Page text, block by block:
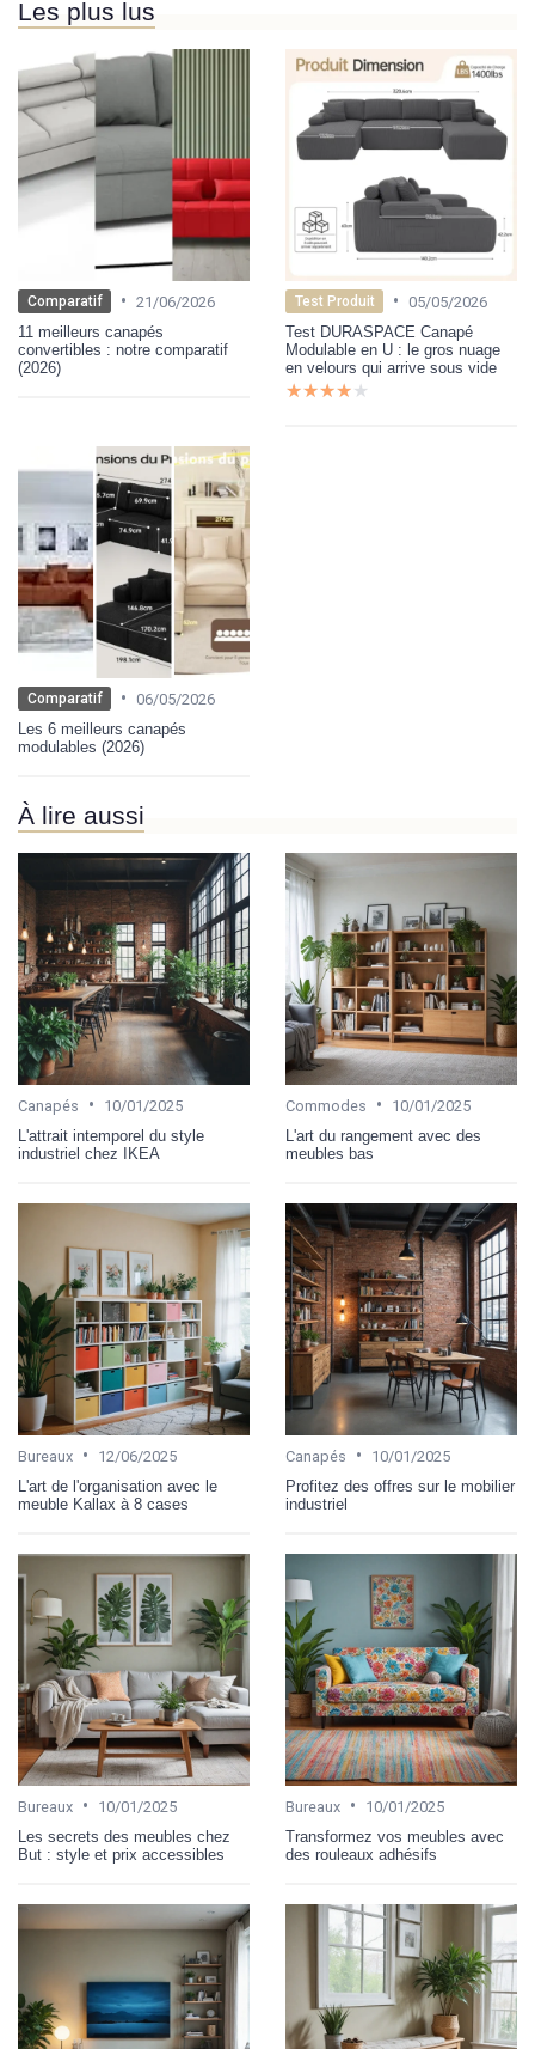
Les plus lus
Comparatif • 21/06/2026
11 meilleurs canapés
convertibles : notre comparatif
(2026)
Test Produit • 05/05/2026
Test DURASPACE Canapé
Modulable en U : le gros nuage
en velours qui arrive sous vide
★★★★★
★★★★★
Comparatif • 06/05/2026
Les 6 meilleurs canapés
modulables (2026)
À lire aussi
Canapés •
10/01/2025
L'attrait intemporel du style
industriel chez IKEA
Commodes •
10/01/2025
L'art du rangement avec des
meubles bas
Bureaux •
12/06/2025
L'art de l'organisation avec le
meuble Kallax à 8 cases
Canapés •
10/01/2025
Profitez des offres sur le mobilier
industriel
Bureaux •
10/01/2025
Les secrets des meubles chez
But : style et prix accessibles
Bureaux •
10/01/2025
Transformez vos meubles avec
des rouleaux adhésifs